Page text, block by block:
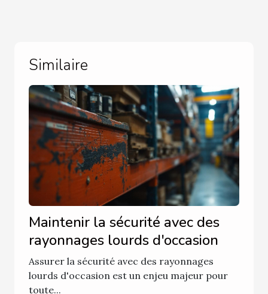
Similaire
Maintenir la sécurité avec des
rayonnages lourds d'occasion
Assurer la sécurité avec des rayonnages
lourds d'occasion est un enjeu majeur pour
toute...